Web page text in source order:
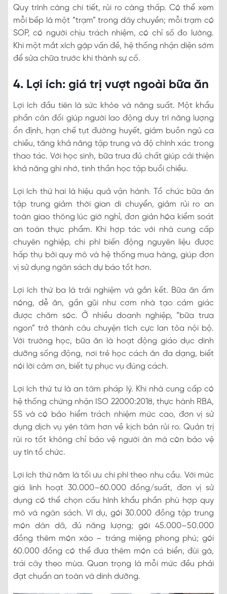
Quy trình càng chi tiết, rủi ro càng thấp. Có thể xem
mỗi bếp là một “trạm” trong dây chuyền; mỗi trạm có
SOP, có người chịu trách nhiệm, có chỉ số đo lường.
Khi một mắt xích gặp vấn đề, hệ thống nhận diện sớm
để sửa chữa trước khi thành sự cố.
4. Lợi ích: giá trị vượt ngoài bữa ăn
Lợi ích đầu tiên là sức khỏe và năng suất. Một khẩu
phần cân đối giúp người lao động duy trì năng lượng
ổn định, hạn chế tụt đường huyết, giảm buồn ngủ ca
chiều, tăng khả năng tập trung và độ chính xác trong
thao tác. Với học sinh, bữa trưa đủ chất giúp cải thiện
khả năng ghi nhớ, tinh thần học tập buổi chiều.
Lợi ích thứ hai là hiệu quả vận hành. Tổ chức bữa ăn
tập trung giảm thời gian di chuyển, giảm rủi ro an
toàn giao thông lúc giờ nghỉ, đơn giản hóa kiểm soát
an toàn thực phẩm. Khi hợp tác với nhà cung cấp
chuyên nghiệp, chi phí biến động nguyên liệu được
hấp thụ bởi quy mô và hệ thống mua hàng, giúp đơn
vị sử dụng ngân sách dự báo tốt hơn.
Lợi ích thứ ba là trải nghiệm và gắn kết. Bữa ăn ấm
nóng, dễ ăn, gần gũi như cơm nhà tạo cảm giác
được chăm sóc. Ở nhiều doanh nghiệp, “bữa trưa
ngon” trở thành câu chuyện tích cực lan tỏa nội bộ.
Với trường học, bữa ăn là hoạt động giáo dục dinh
dưỡng sống động, nơi trẻ học cách ăn đa dạng, biết
nói lời cảm ơn, biết tự phục vụ đúng cách.
Lợi ích thứ tư là an tâm pháp lý. Khi nhà cung cấp có
hệ thống chứng nhận ISO 22000:2018, thực hành RBA,
5S và có bảo hiểm trách nhiệm mức cao, đơn vị sử
dụng dịch vụ yên tâm hơn về kịch bản rủi ro. Quản trị
rủi ro tốt không chỉ bảo vệ người ăn mà còn bảo vệ
uy tín tổ chức.
Lợi ích thứ năm là tối ưu chi phí theo nhu cầu. Với mức
giá linh hoạt 30.000–60.000 đồng/suất, đơn vị sử
dụng có thể chọn cấu hình khẩu phần phù hợp quy
mô và ngân sách. Ví dụ, gói 30.000 đồng tập trung
món dân dã, đủ năng lượng; gói 45.000–50.000
đồng thêm món xào – tráng miệng phong phú; gói
60.000 đồng có thể đưa thêm món cá biển, đùi gà,
trái cây theo mùa. Quan trọng là mỗi mức đều phải
đạt chuẩn an toàn và dinh dưỡng.